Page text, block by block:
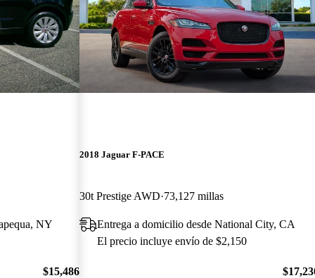
NY
$15,486
2018 Jaguar F-PACE
30t Prestige AWD 73,127 millas
Entrega a domicilio desde National City, CA
El precio incluye envío de $2,150